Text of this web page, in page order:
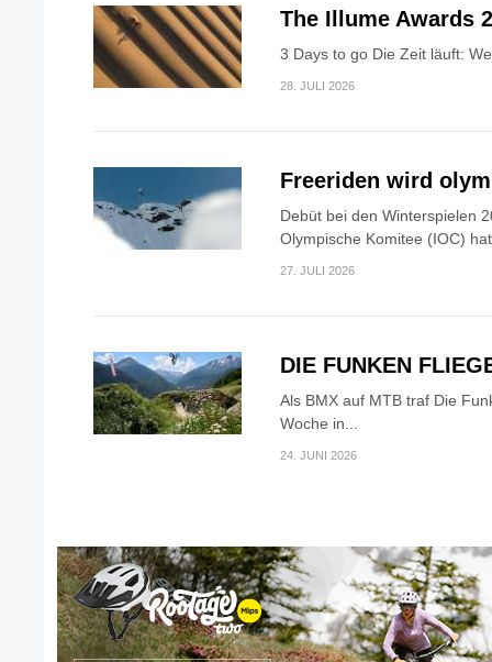
The Illume Awards
3 Days to go Die Zeit läuft:
28. JULI 2026
Freeriden wird
Debüt bei den Winterspielen
Olympische Komitee (IOC)
27. JULI 2026
DIE FUNKEN
Als BMX auf MTB traf Die
Woche in...
24. JUNI 2026